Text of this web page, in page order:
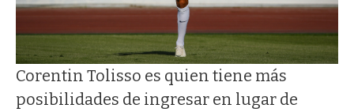
Corentin Tolisso es quien tiene más
posibilidades de ingresar en lugar de